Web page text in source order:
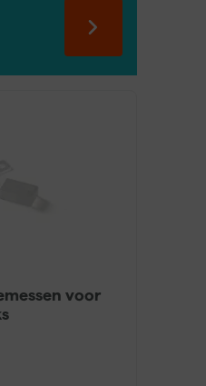
voor fijn
het meest
staal voor
voor